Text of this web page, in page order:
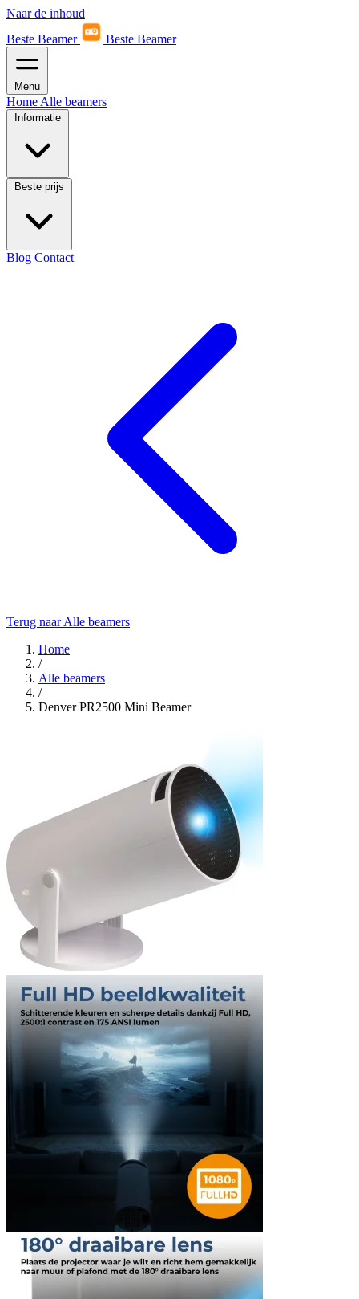
Naar de inhoud
Beste Beamer
Beste Beamer
Menu
Home Alle beamers
Informatie
Beste prijs
Blog Contact
Terug naar Alle beamers
Home
/
Alle beamers
/
Denver PR2500 Mini Beamer